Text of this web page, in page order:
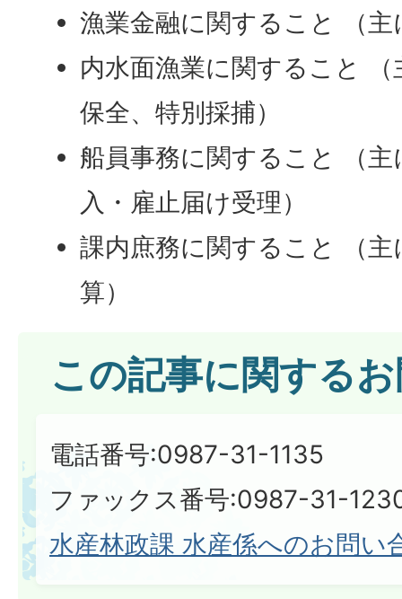
漁業金融に関すること （
内水面漁業に関すること
保全、特別採捕）
船員事務に関すること （
入・雇止届け受理）
課内庶務に関すること （
算）
この記事に関する
電話番号:0987-31-1135
ファックス番号:0987-31-
水産林政課 水産係へのお問い